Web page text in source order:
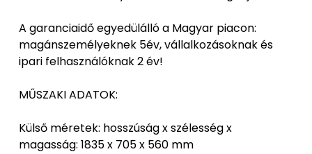
A garanciaidő egyedülálló a Magyar piacon:
magánszemélyeknek 5év, vállalkozásoknak és
ipari felhasználóknak 2 év!
MŰSZAKI ADATOK:
Külső méretek: hosszúság x szélesség x
magasság: 1835 x 705 x 560 mm